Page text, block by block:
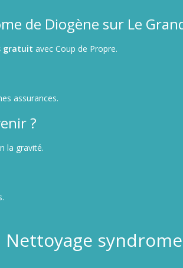
de Diogène sur Le
gratuit avec Coup de Propre.
assurances.
?
la gravité.